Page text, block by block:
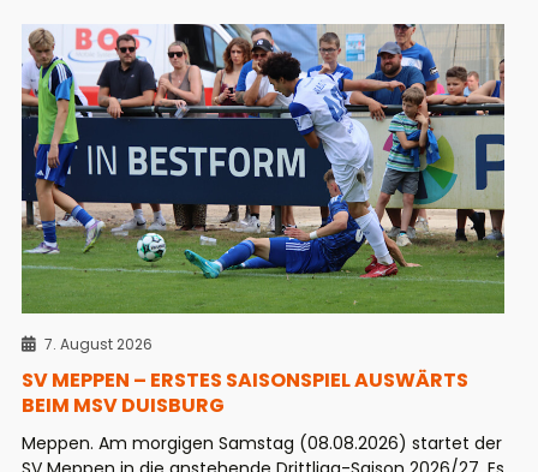
7. August 2026
SV MEPPEN – ERSTES SAISONSPIEL AUSWÄRTS
BEIM MSV DUISBURG
Meppen. Am morgigen Samstag (08.08.2026) startet der